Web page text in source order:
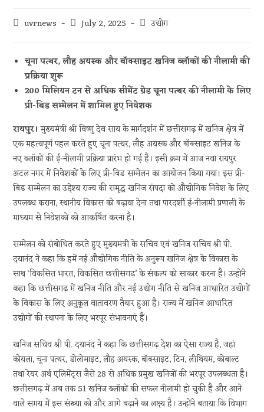
uvrnews July 2, 2025 उद्योग
चूना पत्थर, लौह अयस्क और बॉक्साइट खनिज ब्लॉकों की नीलामी की
प्रक्रिया शुरू
200 मिलियन टन से अधिक सीमेंट ग्रेड चूना पत्थर की नीलामी के लिए
प्री-बिड सम्मेलन में शामिल हुए निवेशक
रायपुर। मुख्यमंत्री श्री विष्णु देव साय के मार्गदर्शन में छत्तीसगढ़ में खनिज क्षेत्र में
एक महत्वपूर्ण पहल करते हुए चूना पत्थर, लौह अयस्क और बॉक्साइट खनिज के
नए ब्लॉकों की ई-नीलामी प्रक्रिया प्रारंभ हो गई है। इसी क्रम में आज नवा रायपुर
अटल नगर में निवेशकों के लिए प्री-बिड सम्मेलन का आयोजन किया गया। इस प्री-
बिड सम्मेलन का उद्देश्य राज्य की समृद्ध खनिज संपदा को औद्योगिक निवेश के लिए
उपलब्ध कराना, स्थानीय विकास को बढ़ावा देना तथा पारदर्शी ई-नीलामी प्रणाली के
माध्यम से निवेशकों को आकर्षित करना है।
सम्मेलन को संबोधित करते हुए मुख्यमत्री के सचिव एवं खनिज सचिव श्री पी.
दयानंद ने कहा कि हमें नई औद्योगिक नीति के अनुरूप खनिज क्षेत्र के विकास के
साथ ‘विकसित भारत, विकसित छत्तीसगढ़’ के संकल्प को साकार करना है। उन्होंने
कहा कि छत्तीसगढ़ में खनिज नीति और नई उद्योग नीति से खनिज आधारित उद्योगों
के विकास के लिए अनुकूल वातावरण तैयार हुआ है। राज्य में खनिज आधारित
उद्योगों की स्थापना के लिए भरपूर संभावनाएं हैं।
खनिज सचिव श्री पी. दयानंद ने कहा कि छत्तीसगढ़ देश का ऐसा राज्य है, जहां
कोयला, चूना पत्थर, डोलोमाइट, लौह अयस्क, बॉक्साइट, टिन, लीथियम, कोबाल्ट
तथा रेयर अर्थ एलिमेंट्स जैसे 28 से अधिक प्रमुख खनिजों की भरपूर उपलब्धता है।
छत्तीसगढ़ में अब तक 51 खनिज ब्लॉकों की सफल नीलामी हो चुकी है और आने
वाले समय में इस संख्या को और आगे बढ़ाने का लक्ष्य है। उन्होंने बताया कि विभाग